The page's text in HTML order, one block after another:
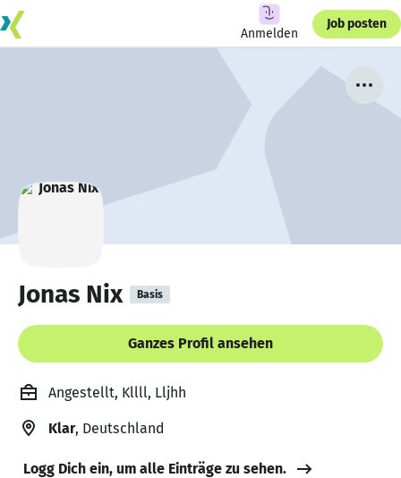
Anmelden
Job posten
Jonas Nix Basis
Ganzes Profil ansehen
Angestellt, Kllll, Lljhh
Klar, Deutschland
Logg Dich ein, um alle Einträge zu sehen.